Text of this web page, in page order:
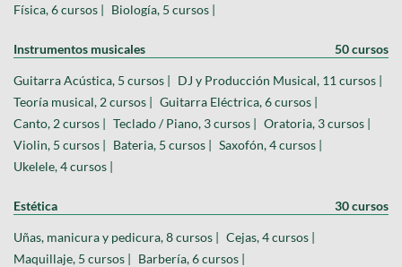
Física, 6 cursos | Biología, 5 cursos |
Instrumentos musicales 50 cursos
Guitarra Acústica, 5 cursos | DJ y Producción Musical, 11 cursos |
Teoría musical, 2 cursos | Guitarra Eléctrica, 6 cursos |
Canto, 2 cursos | Teclado / Piano, 3 cursos | Oratoria, 3 cursos |
Violin, 5 cursos | Bateria, 5 cursos | Saxofón, 4 cursos |
Ukelele, 4 cursos |
Estética 30 cursos
Uñas, manicura y pedicura, 8 cursos | Cejas, 4 cursos |
Maquillaje, 5 cursos | Barbería, 6 cursos |